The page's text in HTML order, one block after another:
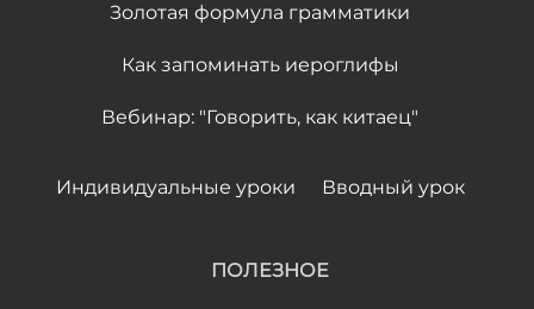
Золотая формула грамматики
Как запоминать иероглифы
Вебинар: "Говорить, как китаец"
Индивидуальные уроки Вводный урок
ПОЛЕЗНОЕ